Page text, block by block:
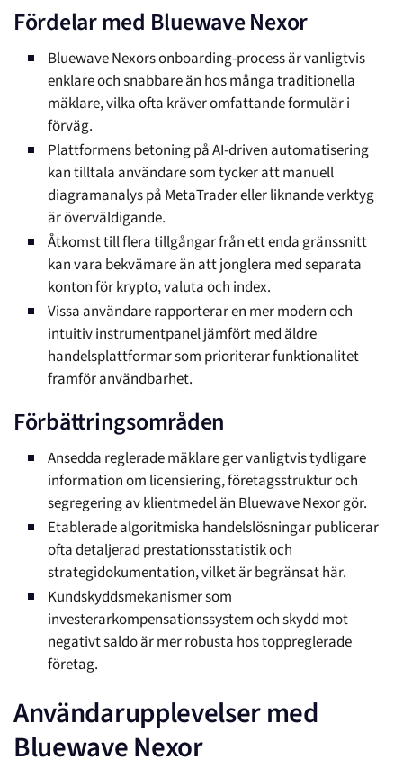
Fördelar med Bluewave Nexor
Bluewave Nexors onboarding-process är vanligtvis
enklare och snabbare än hos många traditionella
mäklare, vilka ofta kräver omfattande formulär i
förväg.
Plattformens betoning på AI-driven automatisering
kan tilltala användare som tycker att manuell
diagramanalys på MetaTrader eller liknande verktyg
är överväldigande.
Åtkomst till flera tillgångar från ett enda gränssnitt
kan vara bekvämare än att jonglera med separata
konton för krypto, valuta och index.
Vissa användare rapporterar en mer modern och
intuitiv instrumentpanel jämfört med äldre
handelsplattformar som prioriterar funktionalitet
framför användbarhet.
Förbättringsområden
Ansedda reglerade mäklare ger vanligtvis tydligare
information om licensiering, företagsstruktur och
segregering av klientmedel än Bluewave Nexor gör.
Etablerade algoritmiska handelslösningar publicerar
ofta detaljerad prestationsstatistik och
strategidokumentation, vilket är begränsat här.
Kundskyddsmekanismer som
investerarkompensationssystem och skydd mot
negativt saldo är mer robusta hos toppreglerade
företag.
Användarupplevelser med
Bluewave Nexor